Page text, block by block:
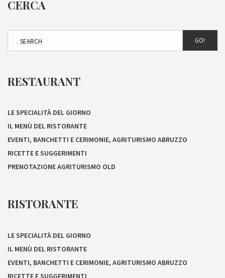
CERCA
GO!
RESTAURANT
LE SPECIALITÀ DEL GIORNO
IL MENÙ DEL RISTORANTE
EVENTI, BANCHETTI E CERIMONIE, AGRITURISMO ABRUZZO
RICETTE E SUGGERIMENTI
PRENOTAZIONE AGRITURISMO OLD
RISTORANTE
LE SPECIALITÀ DEL GIORNO
IL MENÙ DEL RISTORANTE
EVENTI, BANCHETTI E CERIMONIE, AGRITURISMO ABRUZZO
RICETTE E SUGGERIMENTI